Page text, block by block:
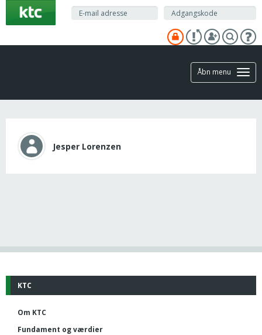
hovedindhold
Åbn menu
Jesper Lorenzen
KTC
Om KTC
Fundament og værdier